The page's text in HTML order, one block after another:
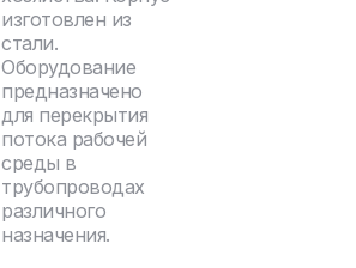
изготовлен из
стали.
Оборудование
предназначено
для перекрытия
потока рабочей
среды в
трубопроводах
различного
назначения.